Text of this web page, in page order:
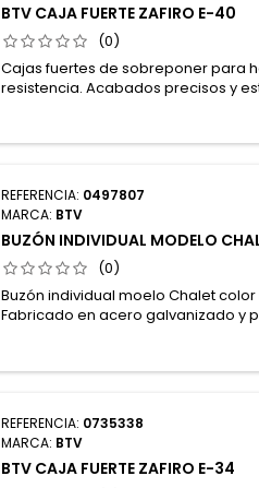
BTV CAJA FUERTE ZAFIRO E-40
(0)
Cajas fuertes de sobreponer para
resistencia. Acabados precisos y
REFERENCIA: 0497807
MARCA: BTV
BUZÓN INDIVIDUAL MODELO
(0)
Buzón individual moelo Chalet
Fabricado en acero galvanizado y
REFERENCIA: 0735338
MARCA: BTV
BTV CAJA FUERTE ZAFIRO E-34